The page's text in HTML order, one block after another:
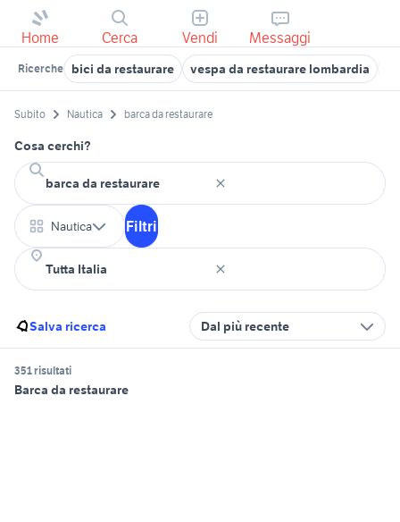
Home Cerca Vendi Messaggi
Ricerche bici da restaurare vespa da restaurare lombardia
Subito Nautica barca da restaurare
Cosa cerchi?
Nautica Filtri
Salva ricerca Dal più recente
351 risultati
Barca da restaurare